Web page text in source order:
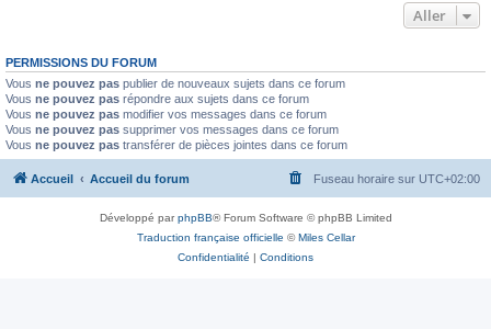
Aller
PERMISSIONS DU FORUM
Vous ne pouvez pas publier de nouveaux sujets dans ce forum
Vous ne pouvez pas répondre aux sujets dans ce forum
Vous ne pouvez pas modifier vos messages dans ce forum
Vous ne pouvez pas supprimer vos messages dans ce forum
Vous ne pouvez pas transférer de pièces jointes dans ce forum
Accueil Accueil du forum Fuseau horaire sur UTC+02:00
Développé parphpBB® Forum Software © phpBB Limited
Traduction française officielle ©Miles Cellar
Confidentialité | Conditions